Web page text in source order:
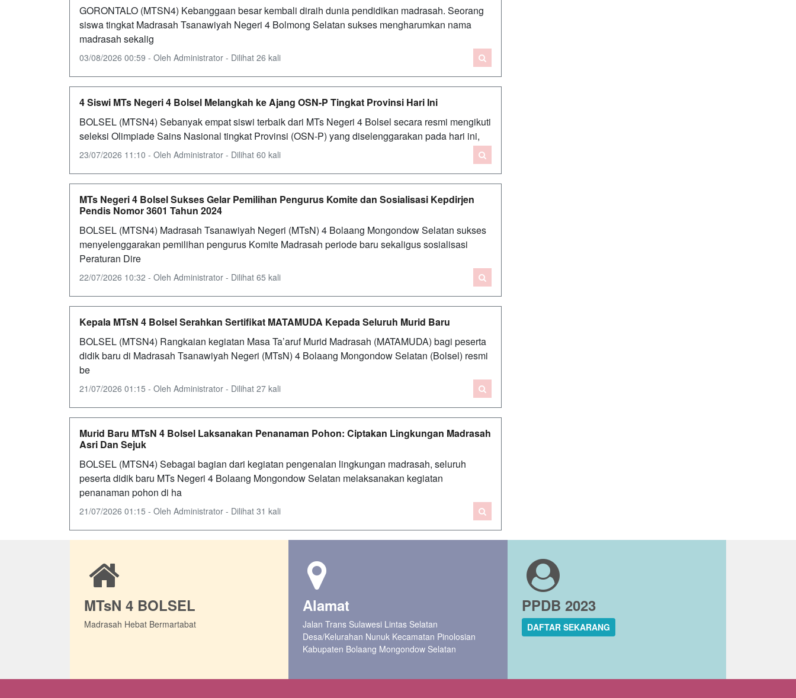
GORONTALO (MTSN4) Kebanggaan besar kembali diraih dunia pendidikan madrasah. Seorang
siswa tingkat Madrasah Tsanawiyah Negeri 4 Bolmong Selatan sukses mengharumkan nama
madrasah sekalig
03/08/2026 00:59 - Oleh Administrator - Dilihat 26 kali
4 Siswi MTs Negeri 4 Bolsel Melangkah ke Ajang OSN-P Tingkat Provinsi Hari Ini
BOLSEL (MTSN4) Sebanyak empat siswi terbaik dari MTs Negeri 4 Bolsel secara resmi mengikuti
seleksi Olimpiade Sains Nasional tingkat Provinsi (OSN-P) yang diselenggarakan pada hari ini,
23/07/2026 11:10 - Oleh Administrator - Dilihat 60 kali
MTs Negeri 4 Bolsel Sukses Gelar Pemilihan Pengurus Komite dan Sosialisasi Kepdirjen
Pendis Nomor 3601 Tahun 2024
BOLSEL (MTSN4) Madrasah Tsanawiyah Negeri (MTsN) 4 Bolaang Mongondow Selatan sukses
menyelenggarakan pemilihan pengurus Komite Madrasah periode baru sekaligus sosialisasi
Peraturan Dire
22/07/2026 10:32 - Oleh Administrator - Dilihat 65 kali
Kepala MTsN 4 Bolsel Serahkan Sertifikat MATAMUDA Kepada Seluruh Murid Baru
BOLSEL (MTSN4) Rangkaian kegiatan Masa Ta’aruf Murid Madrasah (MATAMUDA) bagi peserta
didik baru di Madrasah Tsanawiyah Negeri (MTsN) 4 Bolaang Mongondow Selatan (Bolsel) resmi
be
21/07/2026 01:15 - Oleh Administrator - Dilihat 27 kali
Murid Baru MTsN 4 Bolsel Laksanakan Penanaman Pohon: Ciptakan Lingkungan Madrasah
Asri Dan Sejuk
BOLSEL (MTSN4) Sebagai bagian dari kegiatan pengenalan lingkungan madrasah, seluruh
peserta didik baru MTs Negeri 4 Bolaang Mongondow Selatan melaksanakan kegiatan
penanaman pohon di ha
21/07/2026 01:15 - Oleh Administrator - Dilihat 31 kali
MTsN 4 BOLSEL
Madrasah Hebat Bermartabat
Alamat
Jalan Trans Sulawesi Lintas Selatan
Desa/Kelurahan Nunuk Kecamatan Pinolosian
Kabupaten Bolaang Mongondow Selatan
PPDB 2023
DAFTAR SEKARANG